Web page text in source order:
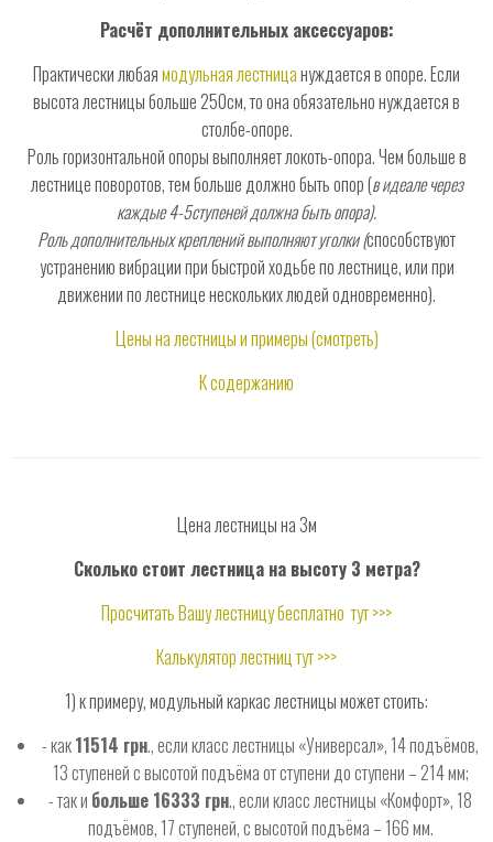
Расчёт дополнительных аксессуаров:
Практически любаямодульная лестницануждается в опоре. Если
высота лестницы больше 250см, то она обязательно нуждается в
столбе-опоре.
Роль горизонтальной опоры выполняет локоть-опора. Чем больше в
лестнице поворотов, тем больше должно быть опор (в идеале через
каждые 4-5ступеней должна быть опора).
Роль дополнительных креплений выполняют уголки (способствуют
устранению вибрации при быстрой ходьбе по лестнице, или при
движении по лестнице нескольких людей одновременно).
Цены на лестницы и примеры (смотреть)
К содержанию
Цена лестницы на 3м
Сколько стоит лестница на высоту 3 метра?
Просчитать Вашу лестницу бесплатно тут >>>
Калькулятор лестництут >>>
1) к примеру, модульный каркас лестницы может стоить:
- как11514 грн., если класс лестницы «Универсал», 14 подъёмов,
13 ступеней с высотой подъёма от ступени до ступени – 214 мм;
- так и больше 16333 грн., если класс лестницы «Комфорт», 18
подъёмов, 17 ступеней, с высотой подъёма – 166 мм.